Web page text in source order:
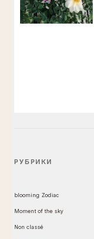
РУБРИКИ
blooming Zodiac
Moment of the sky
Non classé